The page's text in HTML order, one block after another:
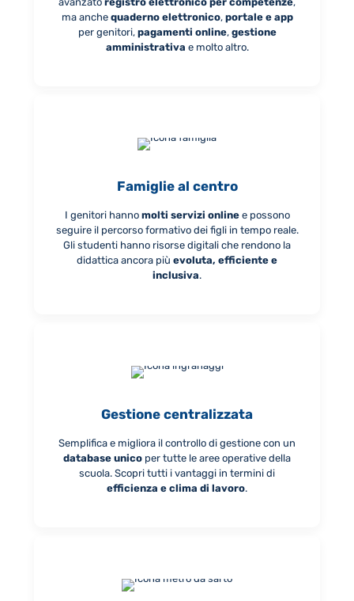
ma anche quaderno elettronico, portale e app
per genitori, pagamenti online, gestione
amministrativa e molto altro.
Famiglie al centro
I genitori hanno molti servizi onlinee possono
seguire il percorso formativo dei figli in tempo reale.
Gli studenti hanno risorse digitali che rendono la
didattica ancora più evoluta, efficiente e
inclusiva.
Gestione centralizzata
Semplifica e migliora il controllo di gestione con un
database unico per tutte le aree operative della
scuola. Scopri tutti i vantaggi in termini di
efficienza e clima di lavoro.